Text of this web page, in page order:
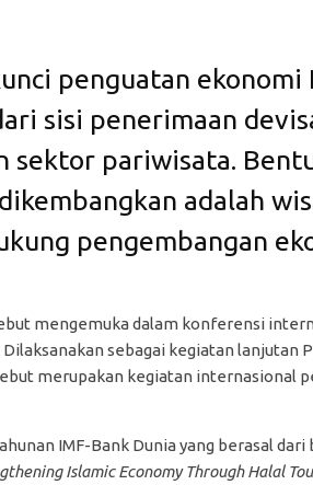
penguatan ekonomi
sisi penerimaan
sektor pariwisata.
adalah
pengembangan
mengemuka dalam konferensi
Dilaksanakan sebagai kegiatan lanjutan
merupakan kegiatan internasional
IMF-Bank Dunia yang berasal
Islamic Economy Through Halal